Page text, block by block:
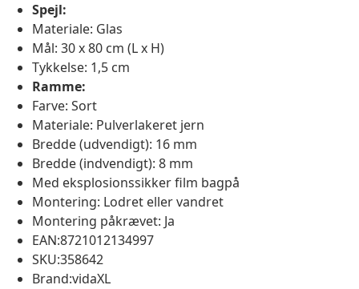
Spejl:
Materiale: Glas
Mål: 30 x 80 cm (L x H)
Tykkelse: 1,5 cm
Ramme:
Farve: Sort
Materiale: Pulverlakeret jern
Bredde (udvendigt): 16 mm
Bredde (indvendigt): 8 mm
Med eksplosionssikker film bagpå
Montering: Lodret eller vandret
Montering påkrævet: Ja
EAN:8721012134997
SKU:358642
Brand:vidaXL